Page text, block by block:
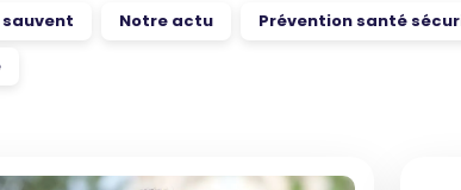
Notre actu
Prévention santé